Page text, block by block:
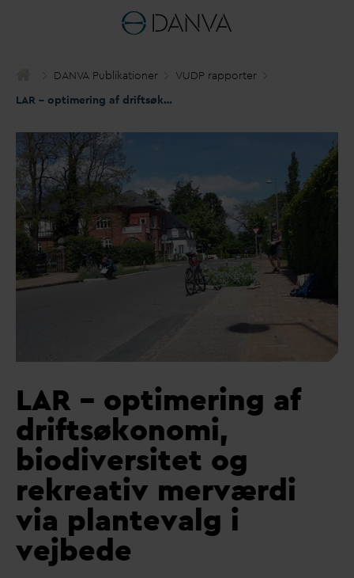
DANVA Publikationer
VUDP rapporter
LAR – optimering af driftsøkonomi, biodiversitet og rekreativ merværdi via plante
LAR – optimering af
driftsøkonomi,
biodiversitet og
rekreativ merværdi
via plantevalg i
vejbede